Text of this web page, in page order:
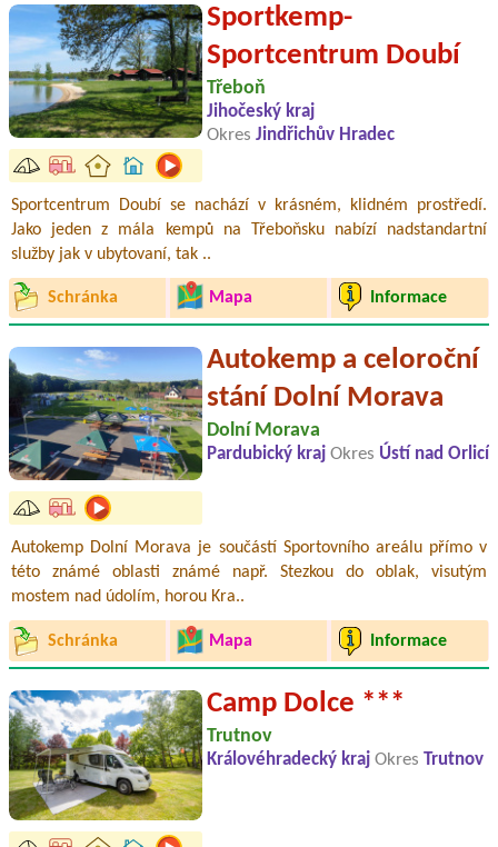
Sportkemp-
Sportcentrum Doubí
Třeboň
Jihočeský kraj
Okres Jindřichův Hradec
Sportcentrum Doubí se nachází v krásném, klidném prostředí.
Jako jeden z mála kempů na Třeboňsku nabízí nadstandartní
služby jak v ubytovaní, tak ..
Schránka Mapa Informace
Autokemp a celoroční
stání Dolní Morava
Dolní Morava
Pardubický kraj Okres Ústí nad Orlicí
Autokemp Dolní Morava je součástí Sportovního areálu přímo v
této známé oblasti známé např. Stezkou do oblak, visutým
mostem nad údolím, horou Kra..
Schránka Mapa Informace
Camp Dolce ***
Trutnov
Královéhradecký kraj Okres Trutnov